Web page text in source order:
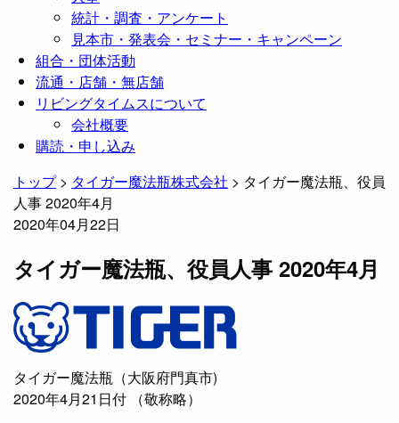
統計・調査・アンケート
見本市・発表会・セミナー・キャンペーン
組合・団体活動
流通・店舗・無店舗
リビングタイムスについて
会社概要
購読・申し込み
トップ> タイガー魔法瓶株式会社 > タイガー魔法瓶、役員
人事 2020年4月
2020年04月22日
タイガー魔法瓶、役員人事 2020年4月
タイガー魔法瓶（大阪府門真市)
2020年4月21日付 （敬称略）